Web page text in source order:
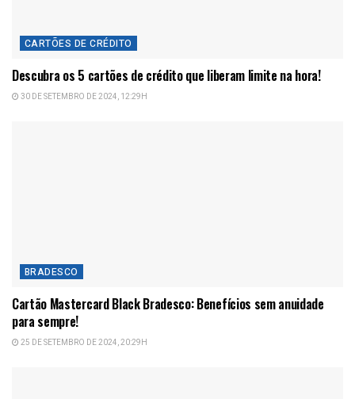
CARTÕES DE CRÉDITO
Descubra os 5 cartões de crédito que liberam limite na hora!
30 DE SETEMBRO DE 2024, 12:29H
BRADESCO
Cartão Mastercard Black Bradesco: Benefícios sem anuidade
para sempre!
25 DE SETEMBRO DE 2024, 20:29H